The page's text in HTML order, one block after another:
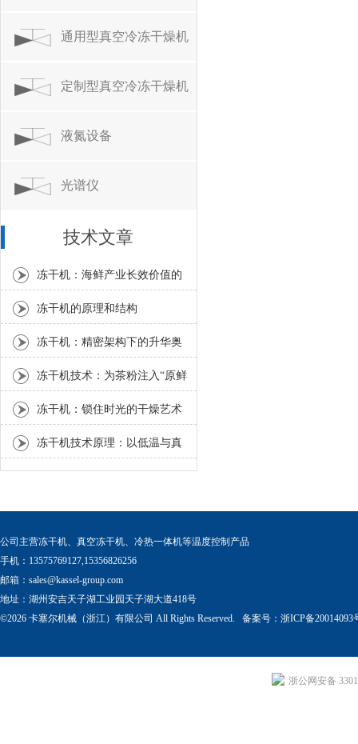
系列
通用型真空冷冻干燥机
系列
定制型真空冷冻干燥机
系列
液氮设备
光谱仪
技术文章
冻干机：海鲜产业长效价值的
核心引擎
冻干机的原理和结构
冻干机：精密架构下的升华奥
秘
冻干机技术：为茶粉注入“原鲜
力”，解锁茶产业新可能
冻干机：锁住时光的干燥艺术
冻干机技术原理：以低温与真
空，书写物质保鲜的科学密码
公司主营冻干机、真空冻干机、冷热一体机等温度控制产品
手机：13575769127,15356826256
邮箱： sales@kassel-group.com
地址：湖州安吉天子湖工业园天子湖大道418号
©2026 卡塞尔机械（浙江）有限公司 All Rights Reserved. 备案号： 浙ICP备20014093
浙公网安备